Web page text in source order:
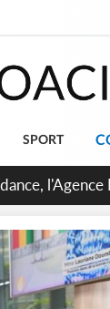
SPORT
agents